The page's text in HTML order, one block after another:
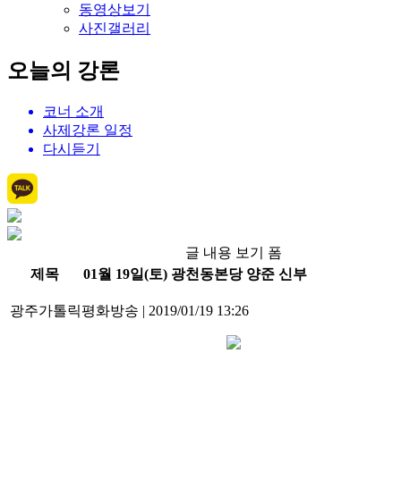
동영상보기
사진갤러리
오늘의 강론
코너 소개
사제강론 일정
다시듣기
글 내용 보기 폼
제목
01월 19일(토) 광천동본당 양준 신부
광주가톨릭평화방송 | 2019/01/19 13:26